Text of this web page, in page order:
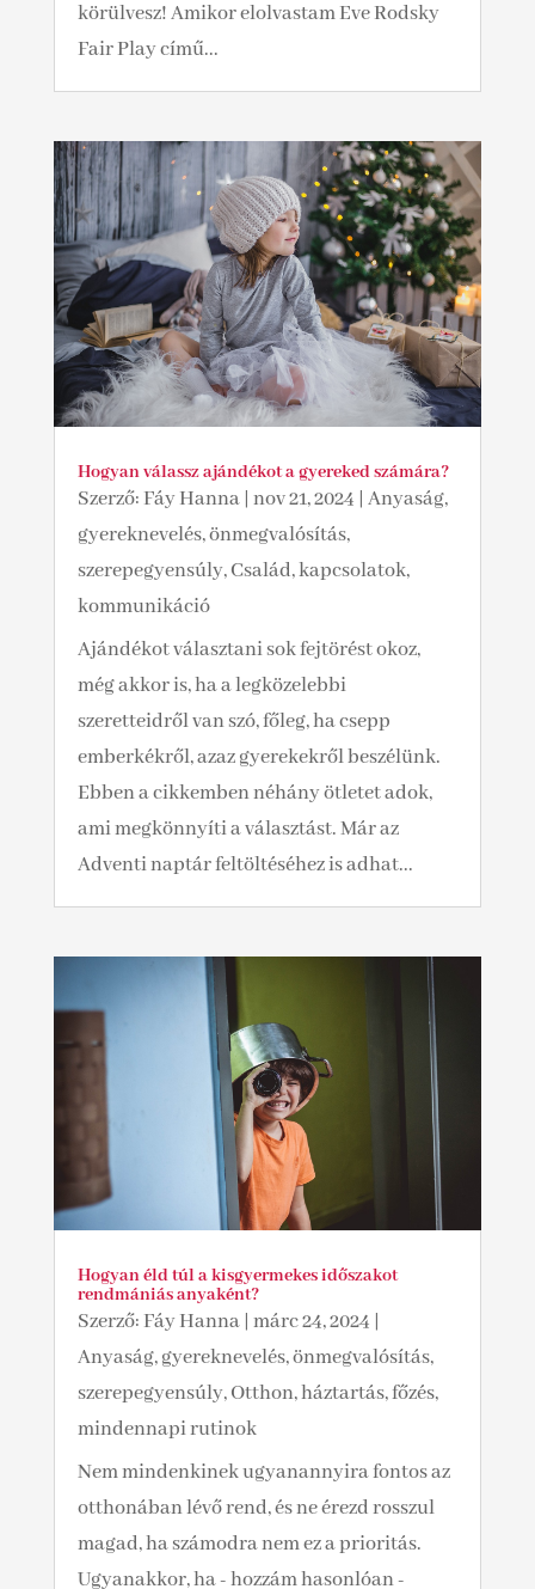
körülvesz! Amikor elolvastam Eve Rodsky
Fair Play című...
Hogyan válassz ajándékot a gyereked számára?
Szerző:Fáy Hanna| nov 21, 2024 Anyaság,
gyereknevelés, önmegvalósítás,
szerepegyensúly,Család, kapcsolatok,
kommunikáció
Ajándékot választani sok fejtörést okoz,
még akkor is, ha a legközelebbi
szeretteidről van szó, főleg, ha csepp
emberkékről, azaz gyerekekről beszélünk.
Ebben a cikkemben néhány ötletet adok,
ami megkönnyíti a választást. Már az
Adventi naptár feltöltéséhez is adhat...
Hogyan éld túl a kisgyermekes időszakot
rendmániás anyaként?
Szerző:Fáy Hanna| márc 24, 2024 |
Anyaság, gyereknevelés, önmegvalósítás,
szerepegyensúly,Otthon, háztartás, főzés,
mindennapi rutinok
Nem mindenkinek ugyanannyira fontos az
otthonában lévő rend, és ne érezd rosszul
magad, ha számodra nem ez a prioritás.
Ugyanakkor, ha - hozzám hasonlóan -